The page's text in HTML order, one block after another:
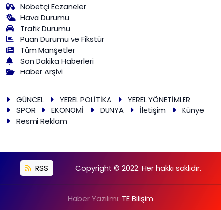
Nöbetçi Eczaneler
Hava Durumu
Trafik Durumu
Puan Durumu ve Fikstür
Tüm Manşetler
Son Dakika Haberleri
Haber Arşivi
GÜNCEL YEREL POLİTİKA
YEREL YÖNETİMLER
SPOR
EKONOMİ DÜNYA İletişim
Künye
Resmi Reklam
RSS Copyright © 2022. Her hakkı saklıdır.
Haber Yazılımı: TE Bilişim